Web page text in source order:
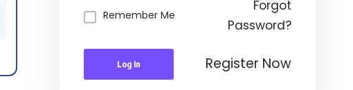
Remember Me
Forgot
Password?
Log In Register Now